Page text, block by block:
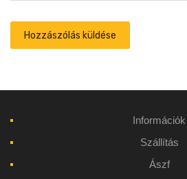
Információk
Szállítás
Ászf